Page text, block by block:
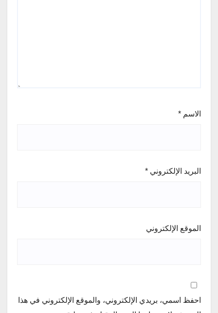
الاسم *
البريد الإلكتروني *
الموقع الإلكتروني
احفظ اسمي، بريدي الإلكتروني، والموقع الإلكتروني في هذا